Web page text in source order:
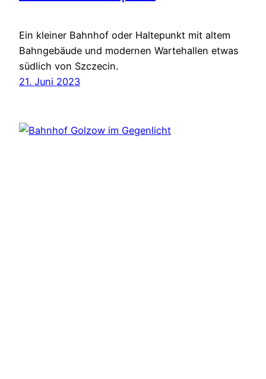
Ein kleiner Bahnhof oder Haltepunkt mit altem
Bahngebäude und modernen Wartehallen etwas
südlich von Szczecin.
21. Juni 2023